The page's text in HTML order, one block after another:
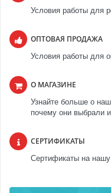
Условия работы для
ОПТОВАЯ ПРОДАЖА
Условия работы для
О МАГАЗИНЕ
Узнайте больше о
почему они выбрали
СЕРТИФИКАТЫ
Сертификаты на